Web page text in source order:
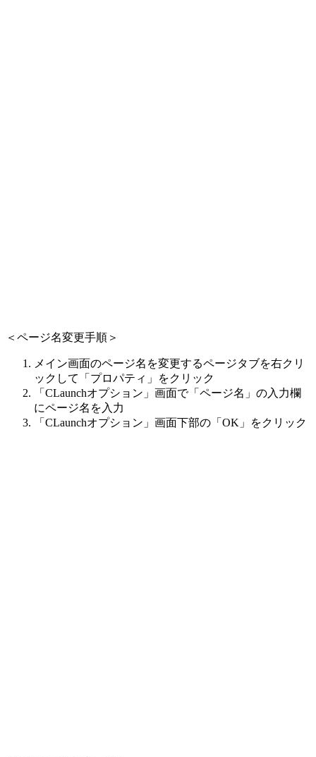
＜ページ名変更手順＞
メイン画面のページ名を変更するページタブを右クリ
ックして「プロパティ」をクリック
「CLaunchオプション」画面で「ページ名」の入力欄
にページ名を入力
「CLaunchオプション」画面下部の「OK」をクリック